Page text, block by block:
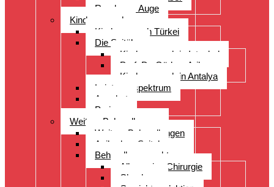
Rund ums Auge
Kinderwunsch
Kinderwunsch Türkei
Die Spitäler
Kinderwunsch in Istanbul
Prof. Dr. Gürkan Arikan
Kinderwunsch in Antalya
Leistungsspektrum
Angebot
Preise
Weitere Behandlungen
Weitere Behandlungen
Acibadem Spital
Behandlungsspektrum
Allgemeine Chirurgie
Check-up